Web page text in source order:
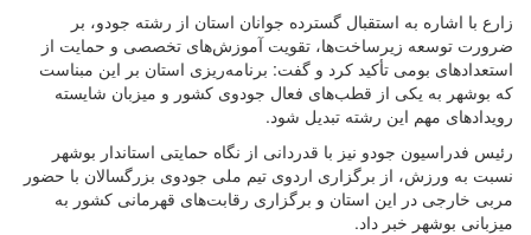
زارع با اشاره به استقبال گسترده جوانان استان از رشته جودو، بر
ضرورت توسعه زیرساخت‌ها، تقویت آموزش‌های تخصصی و حمایت از
استعدادهای بومی تأکید کرد و گفت: برنامه‌ریزی استان بر این مبناست
که بوشهر به یکی از قطب‌های فعال جودوی کشور و میزبان شایسته
رویدادهای مهم این رشته تبدیل شود.
رئیس فدراسیون جودو نیز با قدردانی از نگاه حمایتی استاندار بوشهر
نسبت به ورزش، از برگزاری اردوی تیم ملی جودوی بزرگسالان با حضور
مربی خارجی در این استان و برگزاری رقابت‌های قهرمانی کشور به
میزبانی بوشهر خبر داد.